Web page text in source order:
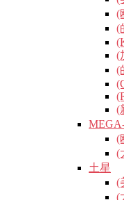
(
(
(
(
(
(
(
土星
(
(